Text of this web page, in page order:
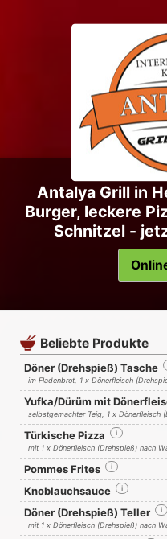
Antalya Grill in
Burger, leckere
Schnitzel -
Beliebte Produkte
Döner (Drehspieß) Tasche
im Fladenbrot, 1 x Dönerfleisch
Yufka/Dürüm mit
selbstgemachter Teig, 1 x Dönerfleisch
Türkische Pizza i
mit 1 x Dönerfleisch (Drehspieß) nach
Pommes Frites i
Knoblauchsauce
i
Döner (Drehspieß) Teller
i
mit 1 x Dönerfleisch (Drehspieß) nach